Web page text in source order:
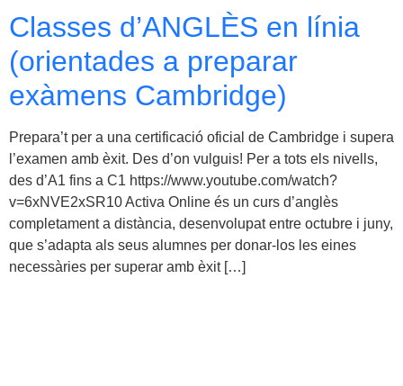
Classes d’ANGLÈS en línia
(orientades a preparar
exàmens Cambridge)
Prepara’t per a una certificació oficial de Cambridge i supera
l’examen amb èxit. Des d’on vulguis! Per a tots els nivells,
des d’A1 fins a C1 https://www.youtube.com/watch?
v=6xNVE2xSR10 Activa Online és un curs d’anglès
completament a distància, desenvolupat entre octubre i juny,
que s’adapta als seus alumnes per donar-los les eines
necessàries per superar amb èxit […]